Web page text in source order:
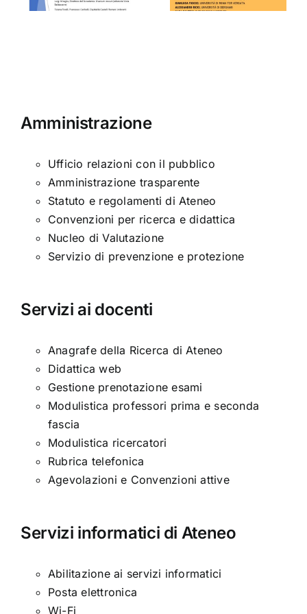
Amministrazione
Ufficio relazioni con il pubblico
Amministrazione trasparente
Statuto e regolamenti di Ateneo
Convenzioni per ricerca e didattica
Nucleo di Valutazione
Servizio di prevenzione e protezione
Servizi ai docenti
Anagrafe della Ricerca di Ateneo
Didattica web
Gestione prenotazione esami
Modulistica professori prima e seconda
fascia
Modulistica ricercatori
Rubrica telefonica
Agevolazioni e Convenzioni attive
Servizi informatici di Ateneo
Abilitazione ai servizi informatici
Posta elettronica
Wi-Fi